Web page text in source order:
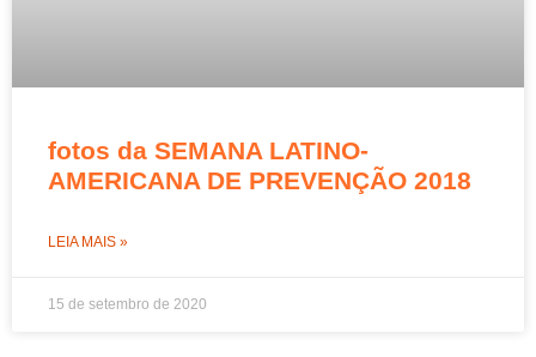
fotos da SEMANA LATINO-
AMERICANA DE PREVENÇÃO 2018
LEIA MAIS »
15 de setembro de 2020